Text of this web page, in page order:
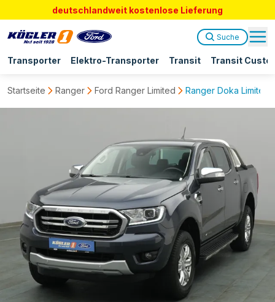
deutschlandweit kostenlose Lieferung
Transporter Elektro-Transporter Transit Transit
Suche
Startseite Ranger Ford Ranger Limited Ranger Doka Limited